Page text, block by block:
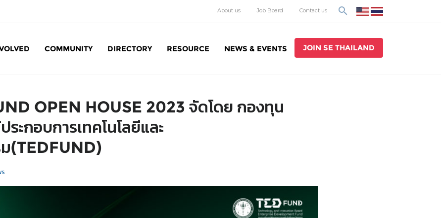
About us Job Board Contact us search
COMMUNITY DIRECTORY RESOURCE NEWS & EVENTS JOIN SE THAILAND
OPEN HOUSE 2023 จัดโดย กองทุน
ะกอบการเทคโนโลยีและ
(TEDFUND)